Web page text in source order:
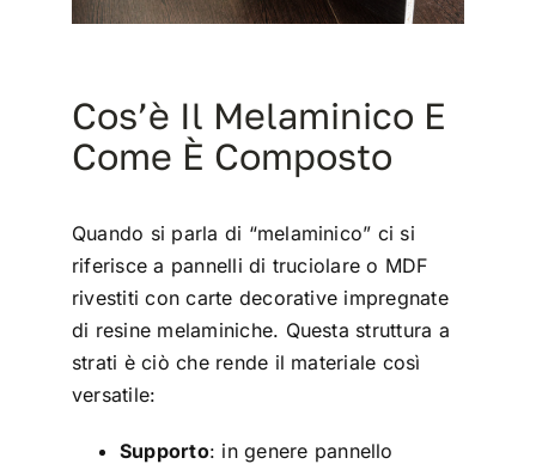
Cos’è Il Melaminico E
Come È Composto
Quando si parla di “melaminico” ci si
riferisce a pannelli di truciolare o MDF
rivestiti con carte decorative impregnate
di resine melaminiche. Questa struttura a
strati è ciò che rende il materiale così
versatile:
Supporto: in genere pannello